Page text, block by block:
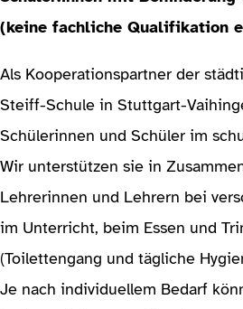
(keine fachliche Qualifikation
Als Kooperationspartner der
Steiff-Schule in Stuttgart-
Schülerinnen und Schüler im
Wir unterstützen sie in
Lehrerinnen und Lehrern bei
im Unterricht, beim Essen und
(Toilettengang und tägliche
Je nach individuellem Bedarf